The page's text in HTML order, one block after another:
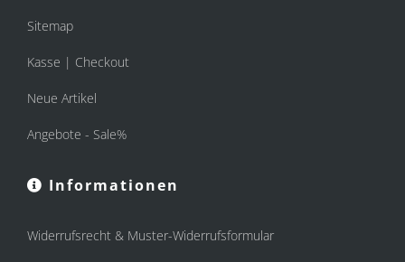
Sitemap
Kasse | Checkout
Neue Artikel
Angebote - Sale%
Informationen
Widerrufsrecht & Muster-Widerrufsformular